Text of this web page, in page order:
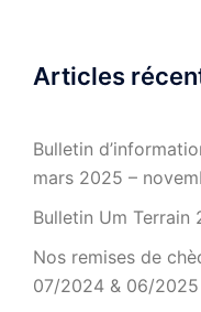
Articles
Bulletin
mars 2025 –
Bulletin Um Terrain
Nos remises de
07/2024 & 06/2025